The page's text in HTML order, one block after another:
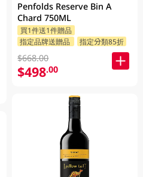
Penfolds Reserve Bin A
Chard 750ML
買1件送1件贈品
指定品牌送贈品
指定分類85折
$668.00
$498.00